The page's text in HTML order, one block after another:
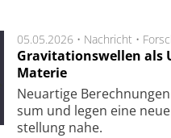
05.05.2026 • Nachricht •
Gravitationswellen als
Materie
Neu­artige
sum und legen eine
stel­lung nahe.